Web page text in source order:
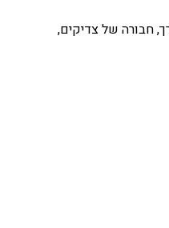
חבורה של צדיקים,